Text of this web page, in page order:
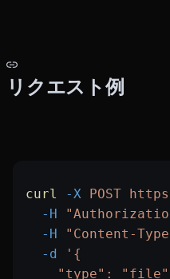
リクエスト例
curl -X POST
  -H
  -H
"Content-
  -d
'{
"type":